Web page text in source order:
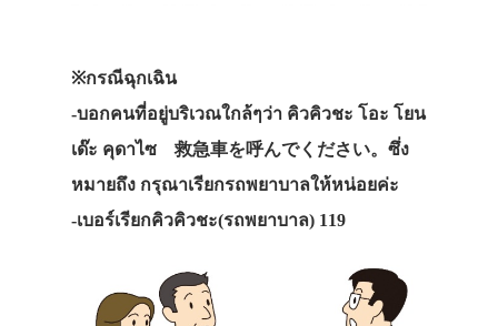
※กรณีฉุกเฉิน
-บอกคนที่อยู่บริเวณใกล้ๆว่า คิวคิวชะ โอะ โยน
เด๊ะ คุดาไซ 救急車を呼んでください。ซึ่ง
หมายถึง กรุณาเรียกรถพยาบาลให้หน่อยค่ะ
-เบอร์เรียกคิวคิวชะ(รถพยาบาล) 119